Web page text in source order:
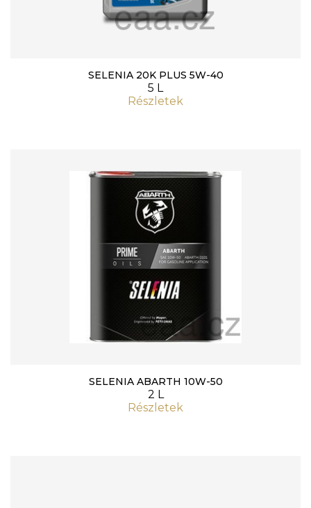
SELENIA 20K PLUS 5W-40
5 L
Részletek
SELENIA ABARTH 10W-50
2 L
Részletek